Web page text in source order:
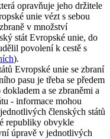
opravňuje jeho držitele
unie vézt s sebou
v množství
stát Evropské unie, do
povolení k cestě s
).
Evropské unie se zbraní
pasu je třeba se předem
a se zbraněmi a
- informace mohou
členských států
republiky obvykle
úpravě v jednotlivých